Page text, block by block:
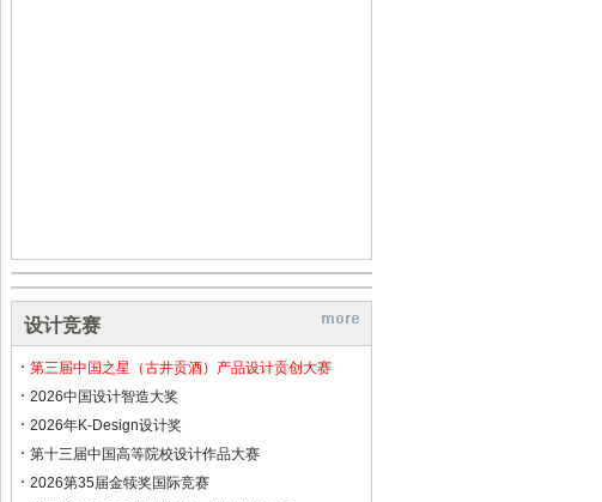
设计竞赛
第三届中国之星（古井贡酒）产品设计贡创大赛
2026中国设计智造大奖
2026年K-Design设计奖
第十三届中国高等院校设计作品大赛
2026第35届金犊奖国际竞赛